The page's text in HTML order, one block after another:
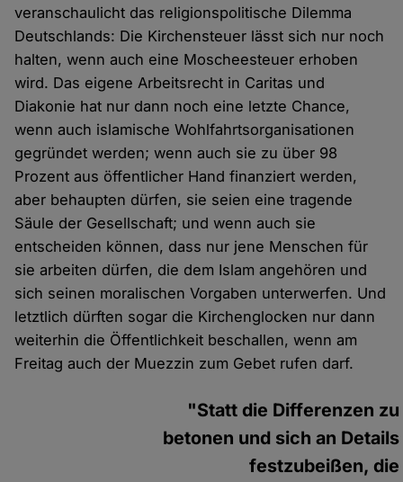
veranschaulicht das religionspolitische Dilemma
Deutschlands: Die Kirchensteuer lässt sich nur noch
halten, wenn auch eine Moscheesteuer erhoben
wird. Das eigene Arbeitsrecht in Caritas und
Diakonie hat nur dann noch eine letzte Chance,
wenn auch islamische Wohlfahrtsorganisationen
gegründet werden; wenn auch sie zu über 98
Prozent aus öffentlicher Hand finanziert werden,
aber behaupten dürfen, sie seien eine tragende
Säule der Gesellschaft; und wenn auch sie
entscheiden können, dass nur jene Menschen für
sie arbeiten dürfen, die dem Islam angehören und
sich seinen moralischen Vorgaben unterwerfen. Und
letztlich dürften sogar die Kirchenglocken nur dann
weiterhin die Öffentlichkeit beschallen, wenn am
Freitag auch der Muezzin zum Gebet rufen darf.
"Statt die Differenzen zu
betonen und sich an Details
festzubeißen, die